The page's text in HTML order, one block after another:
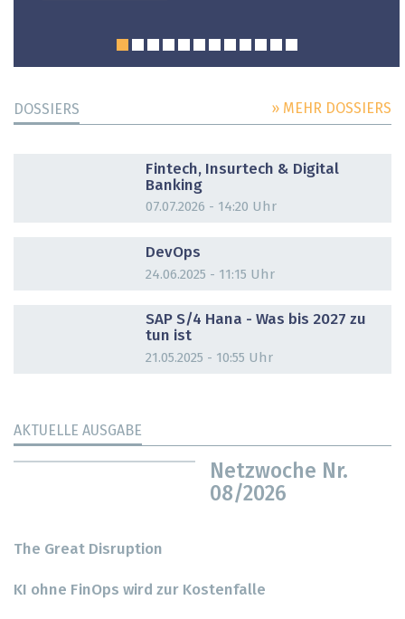
DOSSIERS » MEHR DOSSIERS
Fintech, Insurtech & Digital
Banking
07.07.2026 - 14:20 Uhr
DevOps
24.06.2025 - 11:15 Uhr
SAP S/4 Hana - Was bis 2027 zu
tun ist
21.05.2025 - 10:55 Uhr
AKTUELLE AUSGABE
Netzwoche Nr.
08/2026
The Great Disruption
KI ohne FinOps wird zur Kostenfalle